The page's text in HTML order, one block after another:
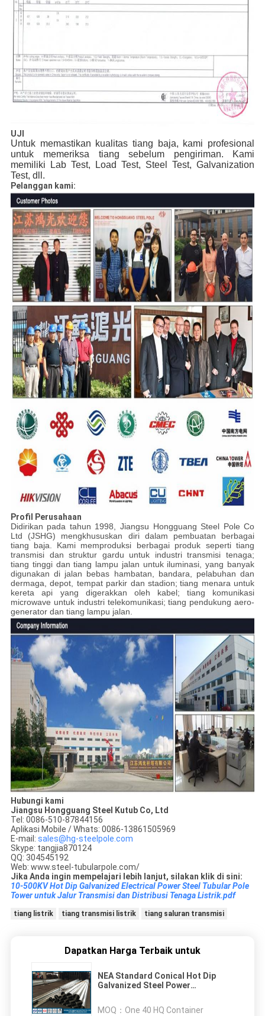
UJI
Untuk memastikan kualitas tiang baja, kami profesional
untuk memeriksa tiang sebelum pengiriman.
Kami
memiliki Lab Test, Load Test, Steel Test, Galvanization
Test, dll.
Pelanggan kami:
Profil Perusahaan
Didirikan pada tahun 1998, Jiangsu Hongguang Steel Pole Co
Ltd (JSHG) mengkhususkan diri dalam pembuatan berbagai
tiang baja.
Kami memproduksi berbagai produk seperti tiang
transmisi dan struktur gardu untuk industri transmisi tenaga;
tiang tinggi dan tiang lampu jalan untuk iluminasi, yang banyak
digunakan di jalan bebas hambatan, bandara, pelabuhan dan
dermaga, depot, tempat parkir dan stadion; tiang menara untuk
kereta api yang digerakkan oleh kabel;
tiang komunikasi
microwave untuk industri telekomunikasi; tiang pendukung aero-
generator dan tiang lampu jalan.
Hubungi kami
Jiangsu Hongguang Steel Kutub Co, Ltd
Tel: 0086-510-87844156
Aplikasi Mobile / Whats: 0086-13861505969
E-mail: sales@hg-steelpole.com
Skype: tangjia870124
QQ: 304545192
Web: www.steel-tubularpole.com/
Jika Anda ingin mempelajari lebih lanjut, silakan klik di sini:
10-500KV Hot Dip Galvanized Electrical Power Steel Tubular Pole
Tower untuk Jalur Transmisi dan Distribusi Tenaga Listrik.pdf
tiang listrik tiang transmisi listrik tiang saluran transmisi
Dapatkan Harga Terbaik untuk
NEA Standard Conical Hot Dip
Galvanized Steel Power
220 KV
MOQ： One 40 HQ Container